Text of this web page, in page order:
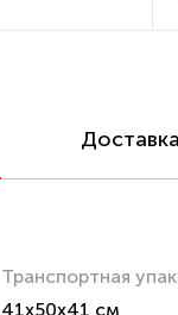
Транспортная
41x50x41 см